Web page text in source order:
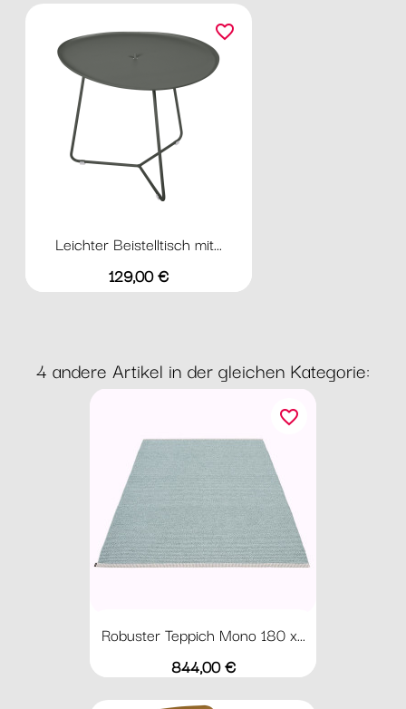
Leichter Beistelltisch mit...
Preis
129,00 €
favorite_border
4 andere Artikel in der gleichen Kategorie:
Robuster Teppich Mono 180 x...
Preis
844,00 €
favorite_border